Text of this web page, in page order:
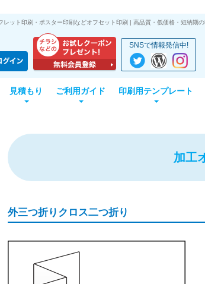
ット印刷・ポスター印刷などオフセット印刷 | 高品質・低価格・短納期
SNSで情報発信中!
見積もり ご利用ガイド 印刷用テンプレート
加工
外三つ折りクロス二つ折り